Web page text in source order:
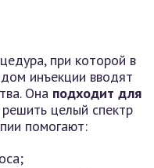
при которой в
инъекции вводят
Она подходит для
целый спектр
помогают: